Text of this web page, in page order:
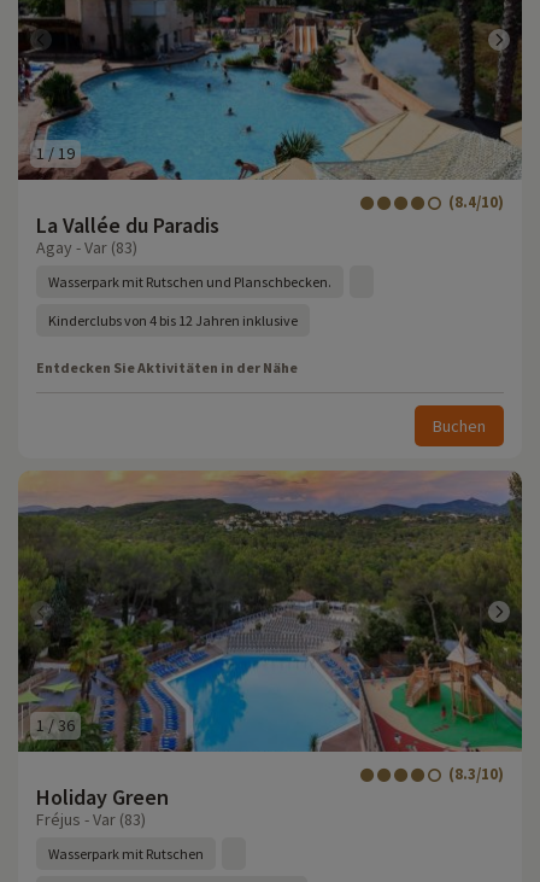
1 /19
La Vallée du Paradis
(8.4/10)
Agay - Var (83)
Wasserpark mit Rutschen und Planschbecken.
Kinderclubs von 4 bis 12 Jahren inklusive
Entdecken Sie Aktivitäten in der Nähe
Buchen
1 /36
Holiday Green
(8.3/10)
Fréjus - Var (83)
Wasserpark mit Rutschen